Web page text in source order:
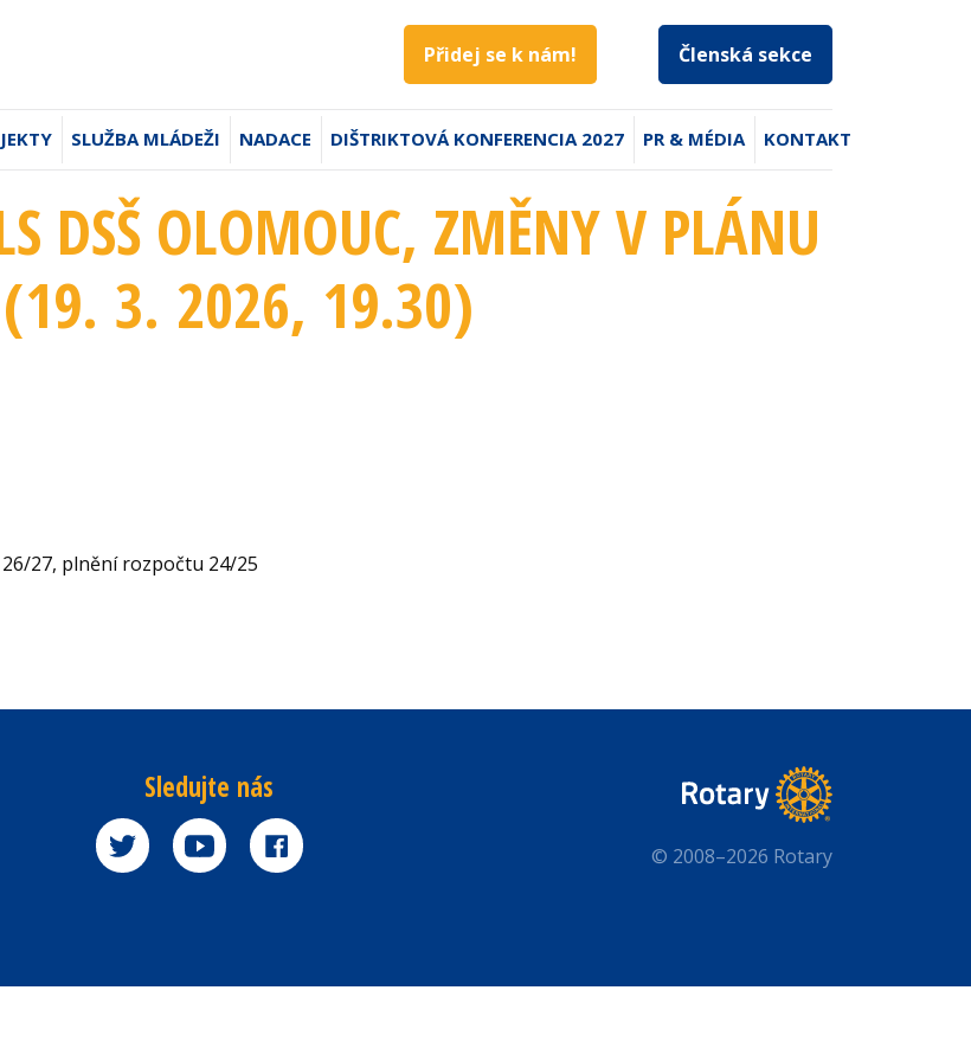
Přidej se k nám! Členská sekce
SLUŽBA MLÁDEŽI NADACE DIŠTRIKTOVÁ KONFERENCIA 2027 PR & MÉDIA KONTAKT
DSŠ OLOMOUC, ZMĚNY V PLÁNU
3. 2026, 19.30)
27, plnění rozpočtu 24/25
Sledujte nás
© 2008–2026 Rotary